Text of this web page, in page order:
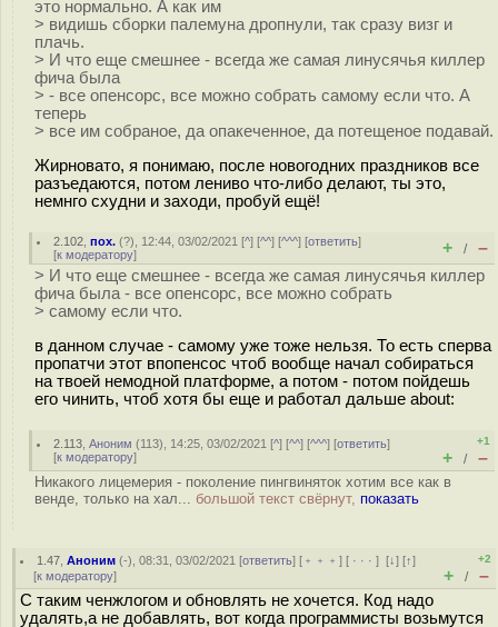
это нормально. А как им
> видишь сборки палемуна дропнули, так сразу визг и
плачь.
> И что еще смешнее - всегда же самая линусячья киллер
фича была
> - все опенсорс, все можно собрать самому если что. А
теперь
> все им собраное, да опакеченное, да потещеное подавай.
Жирновато, я понимаю, после новогодних праздников все
разъедаются, потом лениво что-либо делают, ты это,
немнго схудни и заходи, пробуй ещё!
2.102 ,пох. (?), 12:44, 03/02/2021 [^] [^^] [^^^] [ответить]
[к модератору] + / –
> И что еще смешнее - всегда же самая линусячья киллер
фича была - все опенсорс, все можно собрать
> самому если что.
в данном случае - самому уже тоже нельзя. То есть сперва
пропатчи этот впопенсос чтоб вообще начал собираться
на твоей немодной платформе, а потом - потом пойдешь
его чинить, чтоб хотя бы еще и работал дальше about:
2.113 ,Аноним (113), 14:25, 03/02/2021 [^] [^^] [^^^] [ответить]
[к модератору]
+1
+ / –
Никакого лицемерия - поколение пингвиняток хотим все как в
венде, только на хал... большой текст свёрнут, показать
1.47 ,Аноним (-), 08:31, 03/02/2021 [ответить] [ ﹢﹢﹢] [ · · ·][↓] [↑]
[к модератору]
+2
+ / –
С таким ченжлогом и обновлять не хочется. Код надо
удалять,а не добавлять, вот когда программисты возьмутся